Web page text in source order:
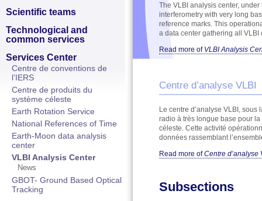
Scientific teams
Technological and
common services
Services Center
Centre de conventions de
l’IERS
Centre de produits du
système céleste
Earth Rotation Service
National References of Time
Earth-Moon data analysis
center
VLBI Analysis Center
News
GBOT- Ground Based Optical
Tracking
The VLBI analysis center,
interferometry with very long
reference marks. This
a data center gathering all
Read more of VLBI Analysis
Centre d’analyse VLBI
Le centre d’analyse VLBI,
radio à très longue base pour
céleste. Cette activité
données rassemblant
Read more ofCentre d’analyse
Subsections